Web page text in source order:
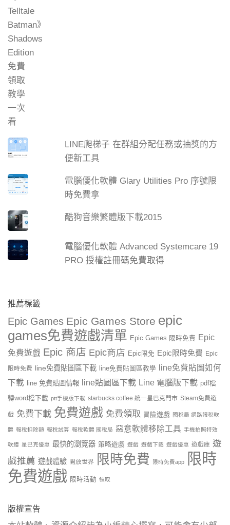
LINE爬梯子 在群組分配任務或抽獎的方
便新工具
電腦優化軟體 Glary Utilities Pro 序號限
時免費拿
酷狗音樂繁體版下載2015
電腦優化軟體 Advanced Systemcare 19
PRO 授權註冊碼免費取得
推薦標籤
Epic Games Epic Games Store epic
games免費遊戲清單 Epic Games 限時免費 Epic
免費遊戲 Epic 商店 Epic商店 Epic限免 Epic限時免費 Epic
限時免費 line免費貼圖區下載 line免費貼圖區教學
line免費貼圖如何
下載 line 免費貼圖情報 line貼圖區下載 Line 電腦版下載 pdf檔
轉word檔下載 ptt手機版下載 starbucks coffee 統一星巴克門市 Steam免費遊
戲 免費下載 免費遊戲 免費領取 冒險遊戲 國稅局 網路報稅軟
體 報稅扣除額 報稅試算 報稅軟體 國稅局 惡意軟體移除工具 手機拍照特效
軟體 星巴克優惠 最快的瀏覽器 策略遊戲 遊戲 遊戲下載 遊戲優惠 遊戲庫 遊
戲推薦 遊戲體驗 開放世界 限時免費 限時免費app
限時
免費遊戲 限時活動 領取
版權宣告